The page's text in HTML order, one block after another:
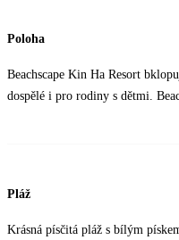
Poloha
Beachscape Kin Ha Resort
dospělé i pro rodiny s dětmi.
Pláž
Krásná písčitá pláž s bílým